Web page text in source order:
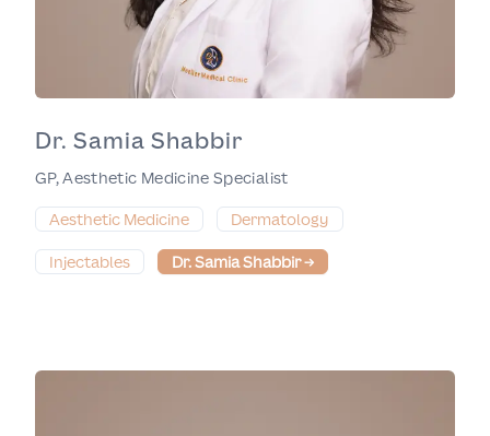
Dr. Samia Shabbir
GP, Aesthetic Medicine Specialist
Aesthetic Medicine
Dermatology
Injectables Dr. Samia Shabbir→